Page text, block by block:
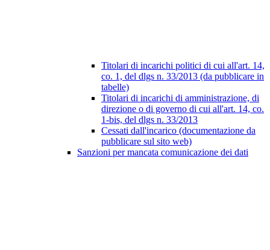
Titolari di incarichi politici di cui all'art. 14,
co. 1, del dlgs n. 33/2013 (da pubblicare in
tabelle)
Titolari di incarichi di amministrazione, di
direzione o di governo di cui all'art. 14, co.
1-bis, del dlgs n. 33/2013
Cessati dall'incarico (documentazione da
pubblicare sul sito web)
Sanzioni per mancata comunicazione dei dati